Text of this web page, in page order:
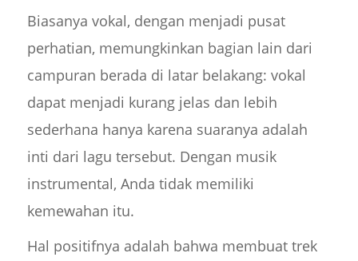
Biasanya vokal, dengan menjadi pusat
perhatian, memungkinkan bagian lain dari
campuran berada di latar belakang: vokal
dapat menjadi kurang jelas dan lebih
sederhana hanya karena suaranya adalah
inti dari lagu tersebut. Dengan musik
instrumental, Anda tidak memiliki
kemewahan itu.
Hal positifnya adalah bahwa membuat trek